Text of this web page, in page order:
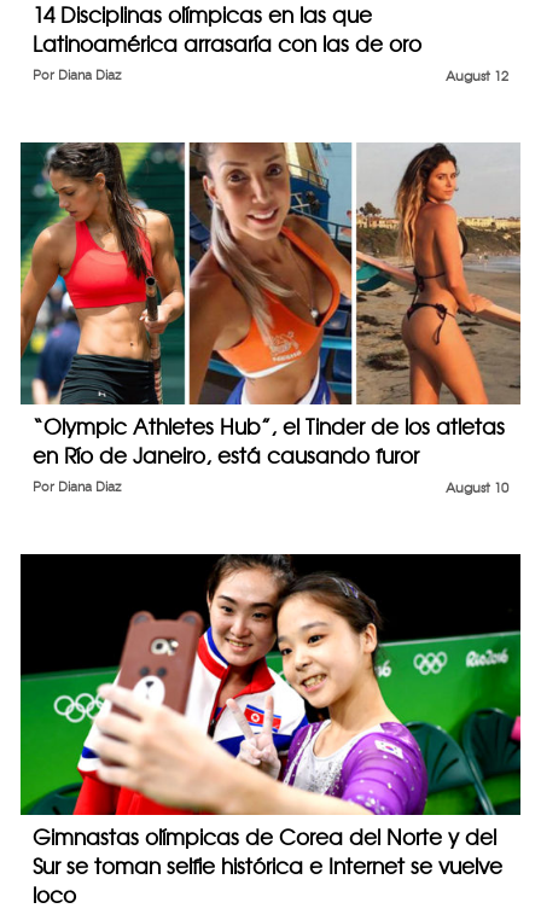
14 Disciplinas olímpicas en las que
Latinoamérica arrasaría con las de oro
August 12
Por Diana Diaz
“Olympic Athletes Hub”, el Tinder de los atletas
en Río de Janeiro, está causando furor
August 10
Por Diana Diaz
Gimnastas olímpicas de Corea del Norte y del
Sur se toman selfie histórica e Internet se vuelve
loco